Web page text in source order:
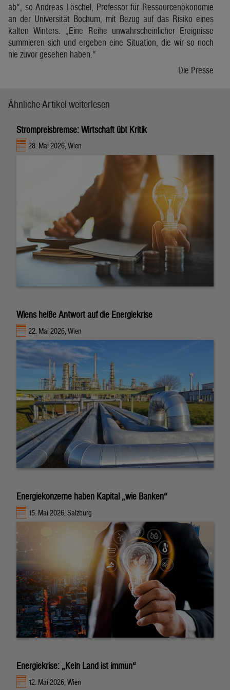
ab“, so Andreas Löschel, Professor für Ressourcenökonomie
an der Universität Bochum, mit Bezug auf das Risiko eines
kalten Winters. „Eine Reihe unwahrscheinlicher Ereignisse
summieren sich und ergeben eine Situation, die wir so noch
nie zuvor gesehen haben.“
Die Presse
Ähnliche Artikel weiterlesen
Strompreisbremse: Wirtschaft übt Kritik
28. Mai 2026, Wien
Wiens heiße Antwort auf die Energiekrise
22. Mai 2026, Wien
Energiekonzerne haben Kapital „wie Banken“
15. Mai 2026, Salzburg
Energiekrise: „Kein Land ist immun“
12. Mai 2026, Wien